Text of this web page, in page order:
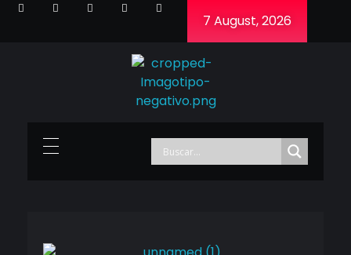
7 August, 2026